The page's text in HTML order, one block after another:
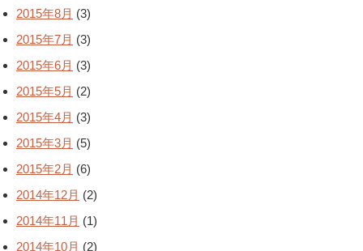
2015年8月 (3)
2015年7月 (3)
2015年6月 (3)
2015年5月 (2)
2015年4月 (3)
2015年3月 (5)
2015年2月 (6)
2014年12月 (2)
2014年11月 (1)
2014年10月 (2)